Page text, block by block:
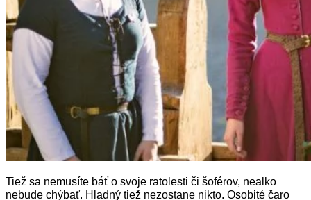
Tiež sa nemusíte báť o svoje ratolesti či šoférov, nealko
nebude chýbať. Hladný tiež nezostane nikto. Osobité čaro